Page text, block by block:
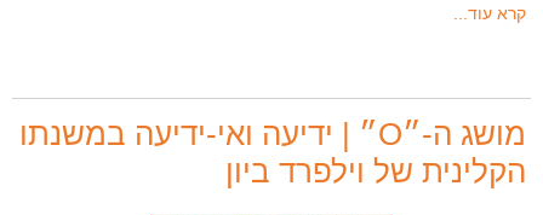
קרא עוד...
מושג ה-״O״ | ידיעה ואי-ידיעה במשנתו
הקלינית של וילפרד ביון